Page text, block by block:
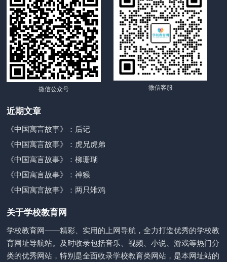
微信公众号 微信客服
近期文章
《中国寓言故事》：后记
《中国寓言故事》：虎兄虎弟
《中国寓言故事》：柳珊瑚
《中国寓言故事》：神猴
《中国寓言故事》：两只雉鸡
关于学校教育网
学校教育网——精彩、实用的上网导航，全力打造优秀的学校教
育网址导航站。及时收录包括音乐、视频、小说、游戏等热门分
类的优秀网站，特别是全面收录学校教育类网站，是本网址站的